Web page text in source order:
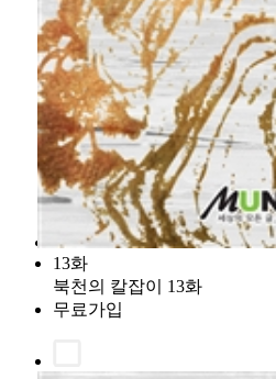
13화
북천의 칼잡이 13화
무료가입